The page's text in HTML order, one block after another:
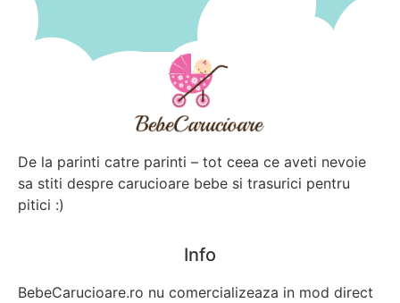
De la parinti catre parinti – tot ceea ce aveti nevoie
sa stiti despre carucioare bebe si trasurici pentru
pitici :)
Info
BebeCarucioare.ro nu comercializeaza in mod direct